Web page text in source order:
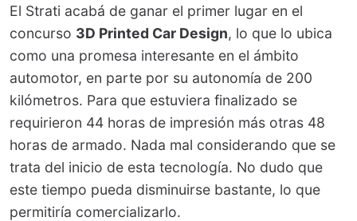
El Strati acabá de ganar el primer lugar en el
concurso 3D Printed Car Design, lo que lo ubica
como una promesa interesante en el ámbito
automotor, en parte por su autonomía de 200
kilómetros. Para que estuviera finalizado se
requirieron 44 horas de impresión más otras 48
horas de armado. Nada mal considerando que se
trata del inicio de esta tecnología. No dudo que
este tiempo pueda disminuirse bastante, lo que
permitiría comercializarlo.